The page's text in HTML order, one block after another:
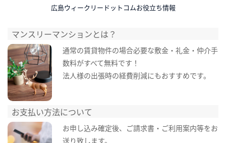
広島ウィークリードットコムお役立ち情報
マンスリーマンションとは？
通常の賃貸物件の場合必要な敷金・礼金・仲介手
数料がすべて無料です！
法人様の出張時の経費削減にもおすすめです。
お支払い方法について
お申し込み確定後、ご請求書・ご利用案内等をお
送り致します。